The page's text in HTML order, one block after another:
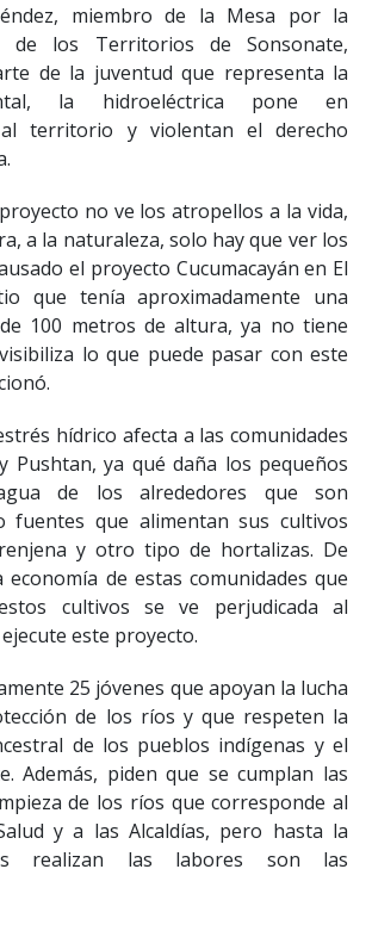
miembro de la Mesa por la
de los Territorios de Sonsonate,
de la juventud que representa la
la hidroeléctrica pone en
al territorio y violentan el derecho
no ve los atropellos a la vida,
a la naturaleza, solo hay que ver los
el proyecto Cucumacayán en El
que tenía aproximadamente una
100 metros de altura, ya no tiene
lo que puede pasar con este
hídrico afecta a las comunidades
Pushtan, ya qué daña los pequeños
de los alrededores que son
fuentes que alimentan sus cultivos
y otro tipo de hortalizas. De
economía de estas comunidades que
cultivos se ve perjudicada al
este proyecto.
25 jóvenes que apoyan la lucha
de los ríos y que respeten la
de los pueblos indígenas y el
Además, piden que se cumplan las
de los ríos que corresponde al
y a las Alcaldías, pero hasta la
realizan las labores son las